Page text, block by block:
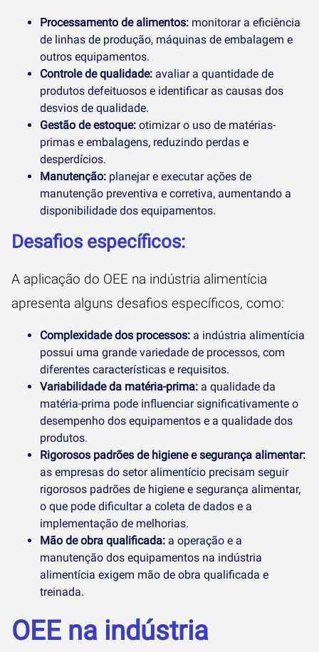
Processamento de alimentos: monitorar a eficiência
de linhas de produção, máquinas de embalagem e
outros equipamentos.
Controle de qualidade: avaliar a quantidade de
produtos defeituosos e identificar as causas dos
desvios de qualidade.
Gestão de estoque: otimizar o uso de matérias-
primas e embalagens, reduzindo perdas e
desperdícios.
Manutenção: planejar e executar ações de
manutenção preventiva e corretiva, aumentando a
disponibilidade dos equipamentos.
Desafios específicos:
A aplicação do OEE na indústria alimentícia
apresenta alguns desafios específicos, como:
Complexidade dos processos: a indústria alimentícia
possui uma grande variedade de processos, com
diferentes características e requisitos.
Variabilidade da matéria-prima: a qualidade da
matéria-prima pode influenciar significativamente o
desempenho dos equipamentos e a qualidade dos
produtos.
Rigorosos padrões de higiene e segurança alimentar:
as empresas do setor alimentício precisam seguir
rigorosos padrões de higiene e segurança alimentar,
o que pode dificultar a coleta de dados e a
implementação de melhorias.
Mão de obra qualificada: a operação e a
manutenção dos equipamentos na indústria
alimentícia exigem mão de obra qualificada e
treinada.
OEE na indústria